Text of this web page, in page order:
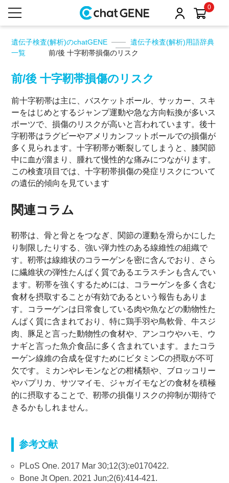
0
遺伝子検査(解析)のchatGENE
遺伝子検査(解析)用語辞典
一覧
前/後 十字靭帯損傷のリスク
前/後 十字靭帯損傷のリスク
前十字靭帯は主に、バスケットボール、サッカー、スキ
ーをはじめとするジャンプ運動や急な方向転換が多いス
ポーツで、損傷のリスクが高いと言われています。後十
字靭帯はラグビーやアメリカンフットボールでの損傷が
多く見られます。十字靭帯が断裂してしまうと、膝関節
中に血が溜まり、腫れて慢性的な痛みにつながります。
この検査項目では、十字靭帯損傷の発症リスクについて
の遺伝的傾向を見ています
関連コラム
靭帯は、骨と骨とをつなぎ、関節の運動を滑らかにした
り制限したりする、強い弾力性のある線維性の組織で
す。靭帯は線維状のコラーゲンを密に含んでおり、さら
に繊維状の弾性たんぱく質であるエラスチンも含んでい
ます。靭帯を強くするためには、コラーゲンを多く含む
食材を摂取することが有効であるという報告もありま
す。コラーゲンは日常食している肉や魚などの動物性た
んぱく質に含まれており、特に鶏手羽や鳥軟骨、牛スジ
肉、豚足と言った動物性の食材や、アンコウやハモ、ウ
ナギと言った魚介食品に多く含まれています。またコラ
ーゲン線維の合成を促すためにビタミンCの摂取が不可
欠です。ミカンやレモンなどの柑橘類や、ブロッコリー
やパプリカ、サツマイモ、ジャガイモなどの食材を積極
的に摂取することで、靭帯の損傷リスクの抑制が期待で
きるかもしれません。
参考文献
PLoS One. 2017 Mar 30;12(3):e0170422.
Bone Jt Open. 2021 Jun;2(6):414-421.